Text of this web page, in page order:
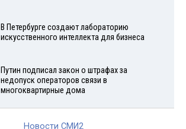
В Петербурге создают лабораторию
искусственного интеллекта для бизнеса
Путин подписал закон о штрафах за
недопуск операторов связи в
многоквартирные дома
Новости СМИ2